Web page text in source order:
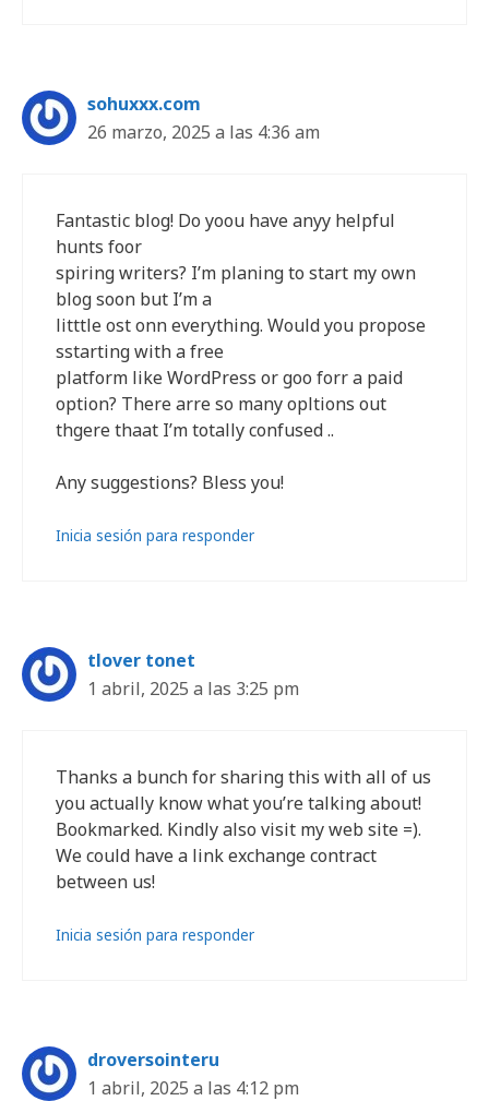
sohuxxx.com
26 marzo, 2025 a las 4:36 am
Fantastic blog! Do yoou have anyy helpful
hunts foor
spiring writers? I’m planing to start my own
blog soon but I’m a
litttle ost onn everything. Would you propose
sstarting with a free
platform like WordPress or goo forr a paid
option? There arre so many opltions out
thgere thaat I’m totally confused ..
Any suggestions? Bless you!
Inicia sesión para responder
tlover tonet
1 abril, 2025 a las 3:25 pm
Thanks a bunch for sharing this with all of us
you actually know what you’re talking about!
Bookmarked. Kindly also visit my web site =).
We could have a link exchange contract
between us!
Inicia sesión para responder
droversointeru
1 abril, 2025 a las 4:12 pm